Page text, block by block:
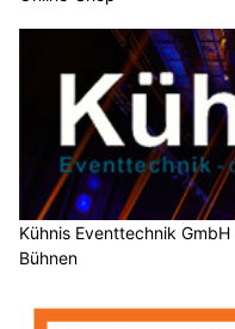
Kühnis Eventtechnik
Bühnen